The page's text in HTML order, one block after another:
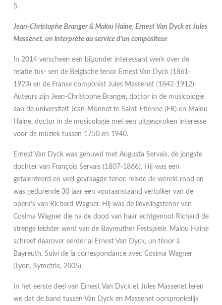
5.
Jean-Christophe Branger & Malou Haine, Ernest Van Dyck et Jules
Massenet, un interprète au service d’un compositeur
In 2014 verscheen een bijzonder interessant werk over de
relatie tus- sen de Belgische tenor Ernest Van Dyck (1861-
1923) en de Franse componist Jules Massenet (1842-1912).
Auteurs zijn Jean-Christophe Branger, doctor in de musicologie
aan de universiteit Jean-Monnet te Saint-Etienne (FR) en Malou
Haine, doctor in de musicologie met een uitgesproken interesse
voor de muziek tussen 1750 en 1940.
Ernest Van Dyck was gehuwd met Augusta Servais, de jongste
dochter van François Servais (1807-1866). Hij was een
getalenteerd en veel gevraagde tenor, reisde de wereld rond en
was gedurende 30 jaar een vooraanstaand vertolker van de
opera’s van Richard Wagner. Hij was de lievelingstenor van
Cosima Wagner die na de dood van haar echtgenoot Richard de
strenge leidster werd van de Bayreuther Festspiele. Malou Haine
schreef daarover eerder al Ernest Van Dyck, un ténor à
Bayreuth. Suivi de la correspondance avec Cosima Wagner
(Lyon, Symetrie, 2005).
In het eerste deel van Ernest Van Dyck et Jules Massenet leren
we dat de band tussen Van Dyck en Massenet oorspronkelijk